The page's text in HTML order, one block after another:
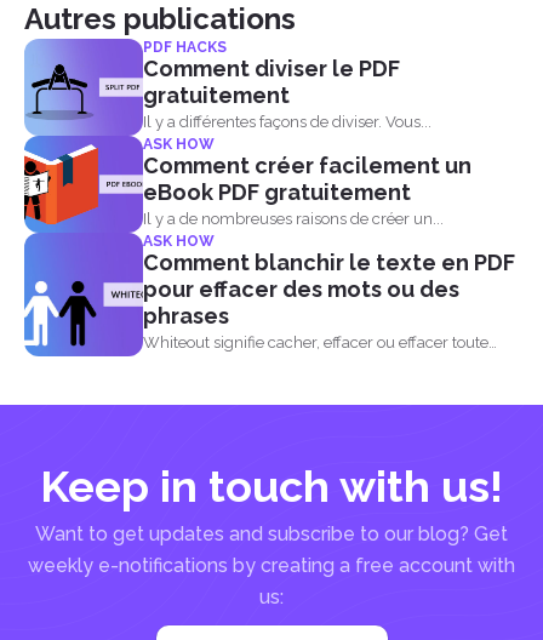
Autres publications
PDF HACKS
Comment diviser le PDF
gratuitement
Il y a différentes façons de diviser. Vous...
ASK HOW
Comment créer facilement un
eBook PDF gratuitement
Il y a de nombreuses raisons de créer un...
ASK HOW
Comment blanchir le texte en PDF
pour effacer des mots ou des
phrases
Whiteout signifie cacher, effacer ou effacer toute
Keep in touch with us!
Want to get updates and subscribe to our blog? Get
weekly e-notifications by creating a free account with
us: